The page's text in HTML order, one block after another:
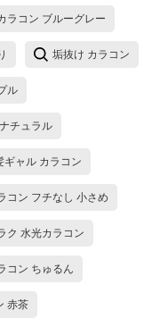
ラコン ブルーグレー
垢抜け カラコン
ル
チュラル
ギャル カラコン
コン フチなし 小さめ
ク 水光カラコン
コン ちゅるん
赤茶